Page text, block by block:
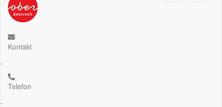
Kontakt
.
Telefon
.